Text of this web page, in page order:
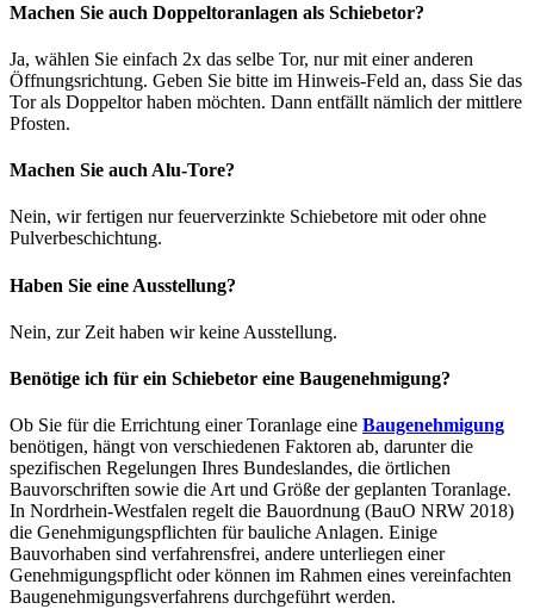
Machen Sie auch Doppeltoranlagen als Schiebetor?
Ja, wählen Sie einfach 2x das selbe Tor, nur mit einer anderen
Öffnungsrichtung. Geben Sie bitte im Hinweis-Feld an, dass Sie das
Tor als Doppeltor haben möchten. Dann entfällt nämlich der mittlere
Pfosten.
Machen Sie auch Alu-Tore?
Nein, wir fertigen nur feuerverzinkte Schiebetore mit oder ohne
Pulverbeschichtung.
Haben Sie eine Ausstellung?
Nein, zur Zeit haben wir keine Ausstellung.
Benötige ich für ein Schiebetor eine Baugenehmigung?
Ob Sie für die Errichtung einer Toranlage eine Baugenehmigung
benötigen, hängt von verschiedenen Faktoren ab, darunter die
spezifischen Regelungen Ihres Bundeslandes, die örtlichen
Bauvorschriften sowie die Art und Größe der geplanten Toranlage.
In Nordrhein-Westfalen regelt die Bauordnung (BauO NRW 2018)
die Genehmigungspflichten für bauliche Anlagen. Einige
Bauvorhaben sind verfahrensfrei, andere unterliegen einer
Genehmigungspflicht oder können im Rahmen eines vereinfachten
Baugenehmigungsverfahrens durchgeführt werden.